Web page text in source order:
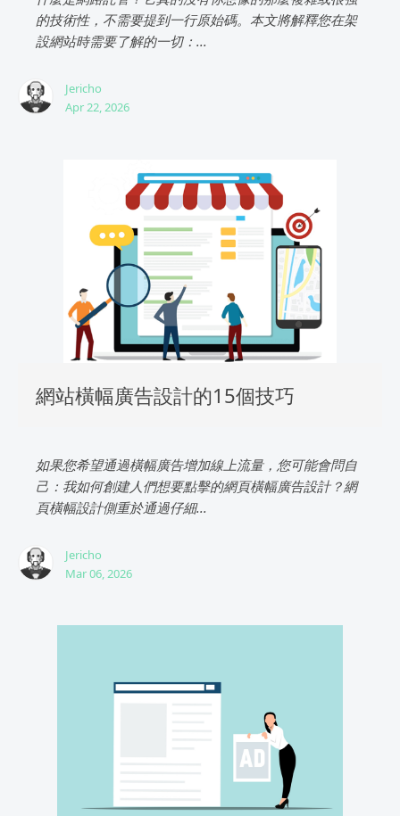
的技術性，不需要提到一行原始碼。本文將解釋您在架
設網站時需要了解的一切：...
Jericho
Apr 22, 2026
網站橫幅廣告設計的15個技巧
如果您希望通過橫幅廣告增加線上流量，您可能會問自
己：我如何創建人們想要點擊的網頁橫幅廣告設計？網
頁橫幅設計側重於通過仔細...
Jericho
Mar 06, 2026